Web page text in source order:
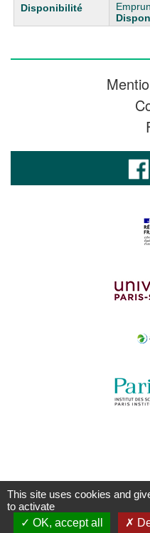
This site uses cookies and
to activate
OK, accept all